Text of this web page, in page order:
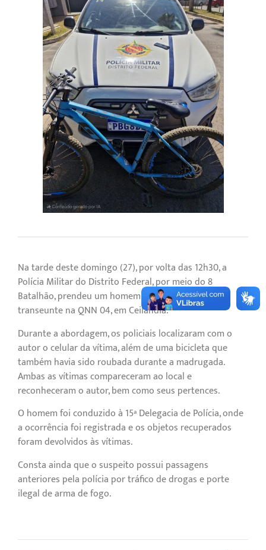
Na tarde deste domingo (27), por volta das 12h30, a
Polícia Militar do Distrito Federal, por meio do 8º
Batalhão, prendeu um homem suspeito de roubo a
transeunte na QNN 04, em Ceilândia.
Durante a abordagem, os policiais localizaram com o
autor o celular da vítima, além de uma bicicleta que
também havia sido roubada durante a madrugada.
Ambas as vítimas compareceram ao local e
reconheceram o autor, bem como seus pertences.
O homem foi conduzido à 15ª Delegacia de Polícia, onde
a ocorrência foi registrada e os objetos recuperados
foram devolvidos às vítimas.
Consta ainda que o suspeito possui passagens
anteriores pela polícia por tráfico de drogas e porte
ilegal de arma de fogo.